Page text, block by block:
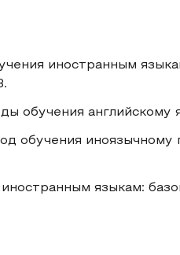
иностранным
обучения английскому
обучения
языкам: